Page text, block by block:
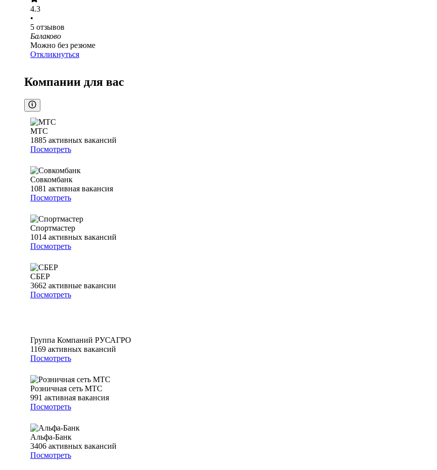
4.3
•
5 отзывов
Балаково
Можно без резюме
Откликнуться
Компании для вас
МТС
1885 активных вакансий
Посмотреть
Совкомбанк
1081 активная вакансия
Посмотреть
Спортмастер
1014 активных вакансий
Посмотреть
СБЕР
3662 активные вакансии
Посмотреть
Группа Компаний РУСАГРО
1169 активных вакансий
Посмотреть
Розничная сеть МТС
991 активная вакансия
Посмотреть
Альфа-Банк
3406 активных вакансий
Посмотреть